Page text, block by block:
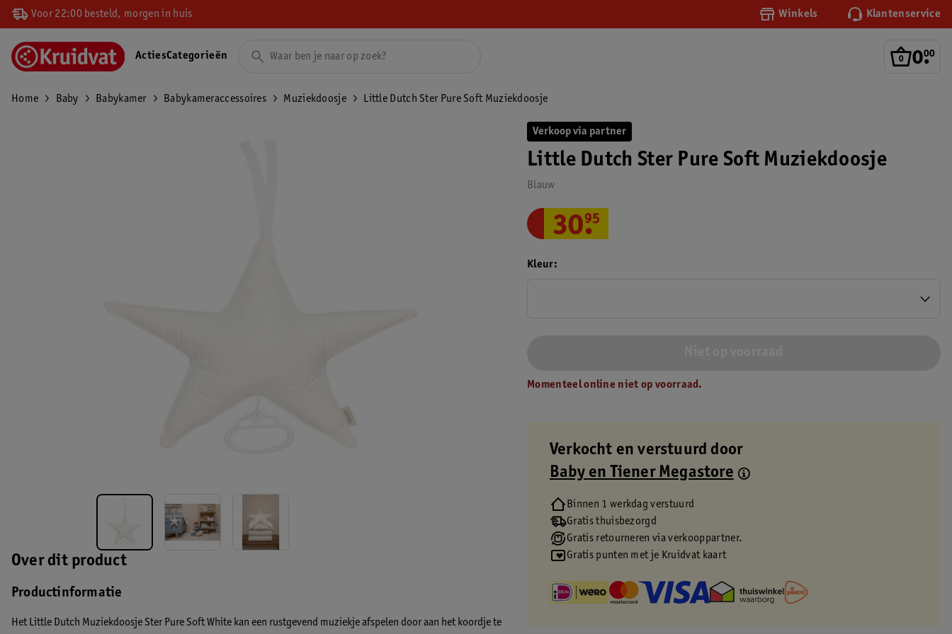
Voor 22:00 besteld, morgen in huis Winkels Klantenservice
0.
00
ActiesCategorieën
Home Baby Babykamer Babykameraccessoires Muziekdoosje Little Dutch Ster Pure Soft Muziekdoosje
Over dit product
Productinformatie
Het Little Dutch Muziekdoosje Ster Pure Soft White kan een rustgevend muziekje afspelen door aan het koordje te
Verkoop via partner
Little Dutch Ster Pure Soft Muziekdoosje
Blauw
30.
95
Kleur
Momenteel online niet op voorraad.
Verkocht en verstuurd door
Baby en Tiener Megastore
Binnen 1 werkdag verstuurd
Gratis thuisbezorgd
Gratis retourneren via verkooppartner.
Gratis punten met je Kruidvat kaart